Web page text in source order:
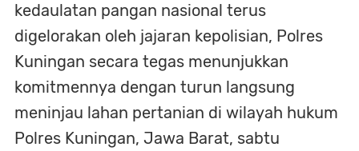
kedaulatan pangan nasional terus
digelorakan oleh jajaran kepolisian, Polres
Kuningan secara tegas menunjukkan
komitmennya dengan turun langsung
meninjau lahan pertanian di wilayah hukum
Polres Kuningan, Jawa Barat, sabtu